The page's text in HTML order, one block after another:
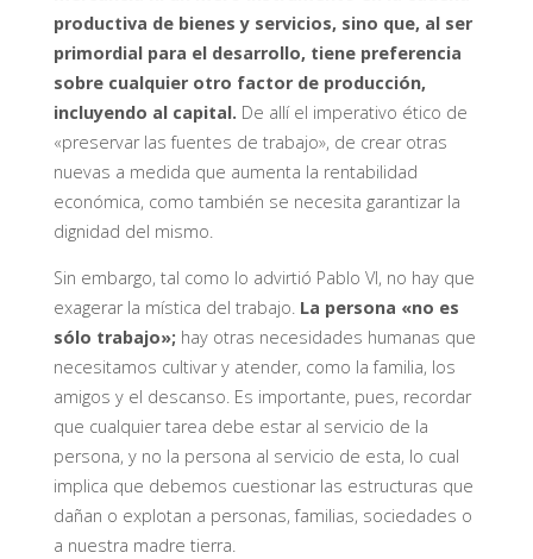
productiva de bienes y servicios, sino que, al ser
primordial para el desarrollo, tiene preferencia
sobre cualquier otro factor de producción,
incluyendo al capital. De allí el imperativo ético de
«preservar las fuentes de trabajo», de crear otras
nuevas a medida que aumenta la rentabilidad
económica, como también se necesita garantizar la
dignidad del mismo.
Sin embargo, tal como lo advirtió Pablo VI, no hay que
exagerar la mística del trabajo. La persona «no es
sólo trabajo»; hay otras necesidades humanas que
necesitamos cultivar y atender, como la familia, los
amigos y el descanso. Es importante, pues, recordar
que cualquier tarea debe estar al servicio de la
persona, y no la persona al servicio de esta, lo cual
implica que debemos cuestionar las estructuras que
dañan o explotan a personas, familias, sociedades o
a nuestra madre tierra.